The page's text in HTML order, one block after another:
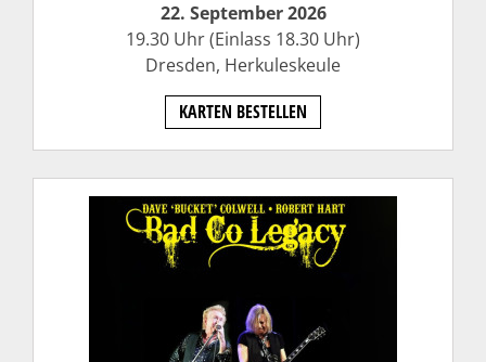
22. September 2026
19.30 Uhr (Einlass 18.30 Uhr)
Dresden, Herkuleskeule
KARTEN BESTELLEN